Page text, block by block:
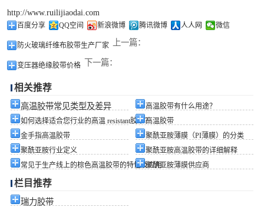
http://www.ruilijiaodai.com
百度分享 QQ空间 新浪微博 腾讯微博 人人网 微信
上一篇：
防火玻璃纤维布胶带生产厂家
下一篇：
变压器绝缘胶带价格
相关推荐
高温胶带常见类型及差异
高温胶带有什么用途？
如何选择适合您行业的高温 resistant胶带？高温胶带
金手指高温胶带
聚酰亚胺薄膜（PI薄膜）的分类
聚酰亚胺行业定义
聚酰亚胺高温胶带的详细解释
常见于生产线上的棕色高温胶带的特性及应用聚酰亚胺薄膜供应商
栏目推荐
瑞力胶带
（保护膜）
等离子热喷涂胶
带
防火陶瓷化硅胶
带